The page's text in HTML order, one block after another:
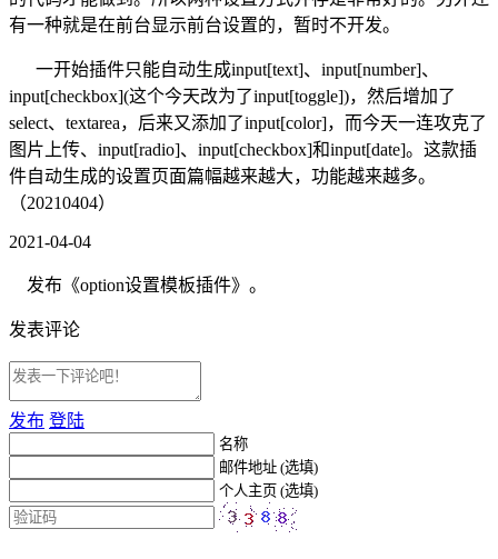
有一种就是在前台显示前台设置的，暂时不开发。
一开始插件只能自动生成input[text]、input[number]、
input[checkbox](这个今天改为了input[toggle])，然后增加了
select、textarea，后来又添加了input[color]，而今天一连攻克了
图片上传、input[radio]、input[checkbox]和input[date]。这款插
件自动生成的设置页面篇幅越来越大，功能越来越多。
（20210404）
2021-04-04
发布《option设置模板插件》。
发表评论
发布 登陆
名称
邮件地址 (选填)
个人主页 (选填)